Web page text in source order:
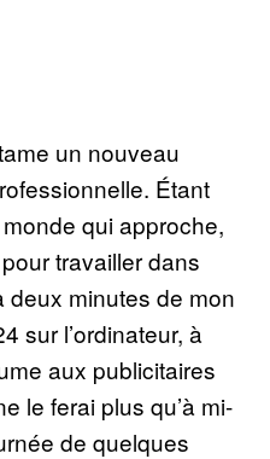
un nouveau
Étant
qui approche,
travailler dans
deux minutes de mon
sur l’ordinateur, à
aux publicitaires
le ferai plus qu’à mi-
de quelques